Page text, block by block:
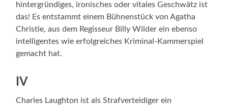
hintergründiges, ironisches oder vitales Geschwätz ist
das! Es entstammt einem Bühnenstück von Agatha
Christie, aus dem Regisseur Billy Wilder ein ebenso
intelligentes wie erfolgreiches Kriminal-Kammerspiel
ge­macht hat.
IV
Charles Laughton ist als Strafverteidiger ein